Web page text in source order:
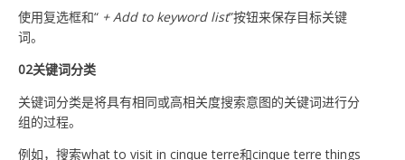
使用复选框和“ + Add to keyword list”按钮来保存目标关键
词。
02关键词分类
关键词分类是将具有相同或高相关度搜索意图的关键词进行分
组的过程。
例如，搜索what to visit in cinque terre和cinque terre things